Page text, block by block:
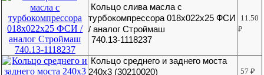
Кольцо слива масла с
турбокомпрессора 018х022х25 ФСИ
/ аналог Строймаш
740.13-1118237
11.50
₽
Кольцо среднего и заднего моста
240х3 (30210020)
57₽